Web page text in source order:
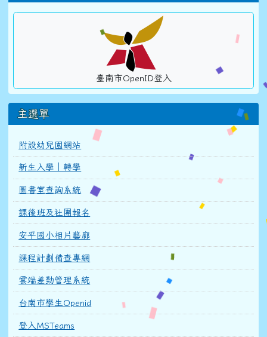
臺南市OpenID登入
主選單
附設幼兒園網站
新生入學｜轉學
圖書室查詢系統
課後班及社團報名
安平國小相片藝廊
課程計劃備查專網
雲端差勤管理系統
台南市學生Openid
登入MSTeams